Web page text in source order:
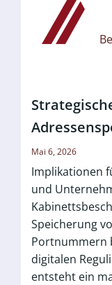
Mai 6, 2026
Implikationen
und
Speicherung
Portnummern
digitalen
entsteht ein